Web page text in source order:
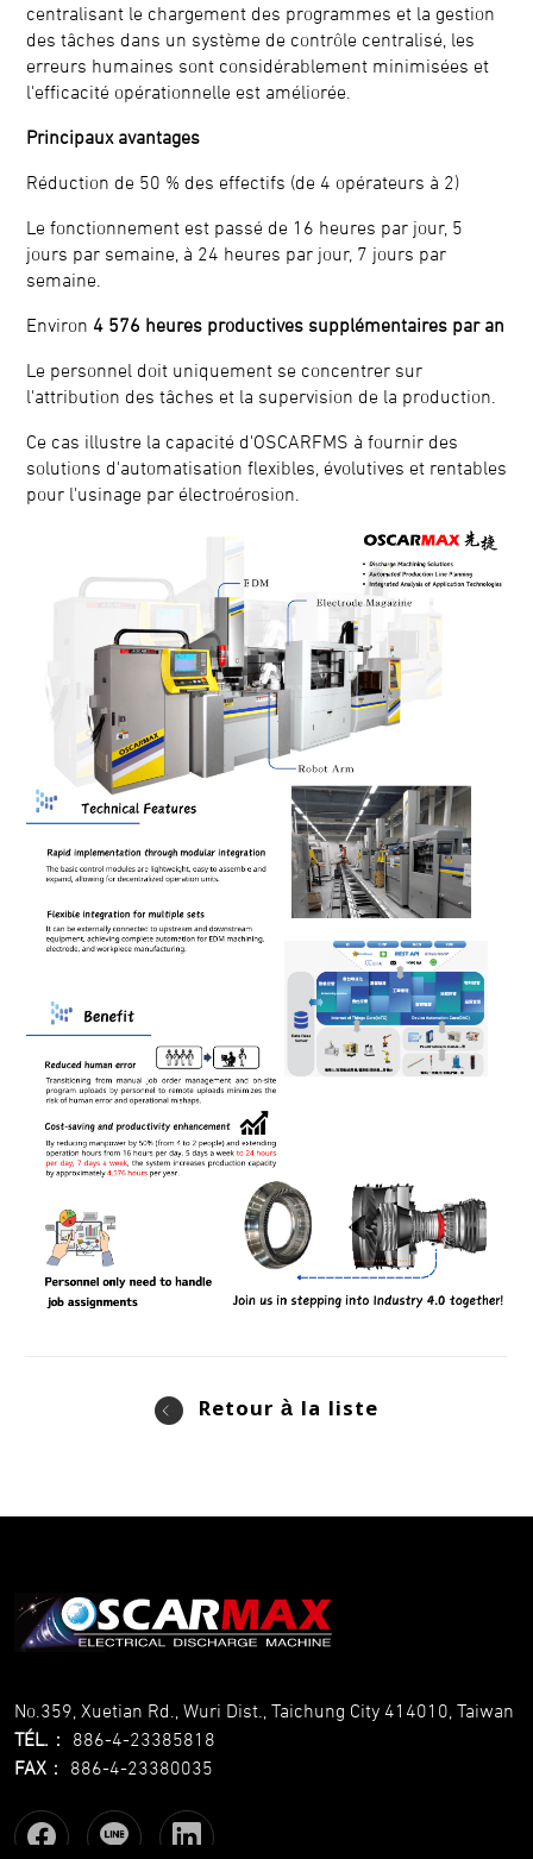
centralisant le chargement des programmes et la gestion
des tâches dans un système de contrôle centralisé, les
erreurs humaines sont considérablement minimisées et
l'efficacité opérationnelle est améliorée.
Principaux avantages
Réduction de 50 % des effectifs (de 4 opérateurs à 2)
Le fonctionnement est passé de 16 heures par jour, 5
jours par semaine, à 24 heures par jour, 7 jours par
semaine.
Environ 4 576 heures productives supplémentaires par an
Le personnel doit uniquement se concentrer sur
l'attribution des tâches et la supervision de la production.
Ce cas illustre la capacité d'OSCARFMS à fournir des
solutions d'automatisation flexibles, évolutives et rentables
pour l'usinage par électroérosion.
Retour à la liste
No.359, Xuetian Rd., Wuri Dist., Taichung City 414010, Taiwan
TÉL. ： 886-4-23385818
FAX ： 886-4-23380035